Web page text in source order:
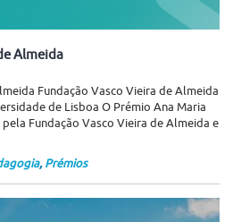
Almeida
Fundação Vasco Vieira de Almeida
de Lisboa O Prémio Ana Maria
Fundação Vasco Vieira de Almeida e
, Prémios